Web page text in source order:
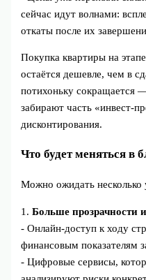
сейчас идут волнами:
откаты после их
Покупка квартиры на
остаётся дешевле, чем в
потихоньку сокращается
забирают часть
дисконтирования.
Что будет меняться в
Можно ожидать несколько
1.Больше прозрачности
- Онлайн‑доступ к ходу
финансовым показателям
- Цифровые сервисы,